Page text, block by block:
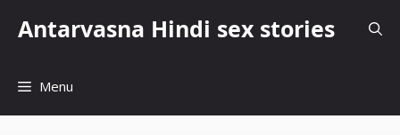
Antarvasna Hindi sex stories
Menu